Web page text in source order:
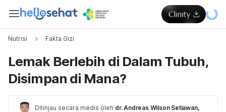
Nutrisi Fakta Gizi
Lemak Berlebih di Dalam Tubuh,
Disimpan di Mana?
Ditinjau secara medis oleh dr. Andreas Wilson Setiawan,